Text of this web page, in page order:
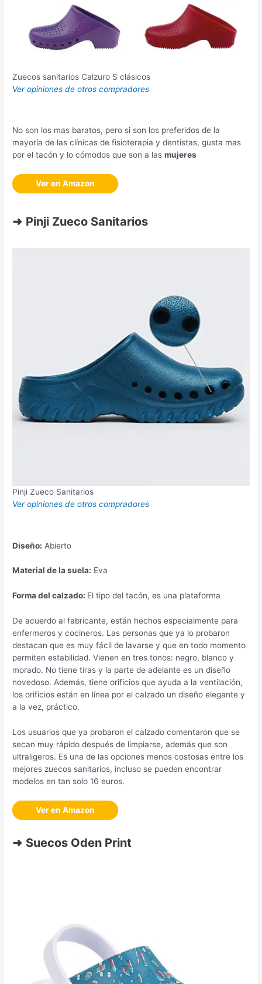
Zuecos sanitarios Calzuro S clásicos
Ver opiniones de otros compradores
No son los mas baratos, pero si son los preferidos de la
mayoría de las clínicas de fisioterapia y dentistas, gusta mas
por el tacón y lo cómodos que son a lasmujeres
Ver en Amazon
➜ Pinji Zueco Sanitarios
Pinji Zueco Sanitarios
Ver opiniones de otros compradores
Diseño: Abierto
Material de la suela: Eva
Forma del calzado: El tipo del tacón, es una plataforma
De acuerdo al fabricante, están hechos especialmente para
enfermeros y cocineros. Las personas que ya lo probaron
destacan que es muy fácil de lavarse y que en todo momento
permiten estabilidad. Vienen en tres tonos: negro, blanco y
morado. No tiene tiras y la parte de adelante es un diseño
novedoso. Además, tiene orificios que ayuda a la ventilación,
los orificios están en línea por el calzado un diseño elegante y
a la vez, práctico.
Los usuarios que ya probaron el calzado comentaron que se
secan muy rápido después de limpiarse, además que son
ultraligeros. Es una de las opciones menos costosas entre los
mejores zuecos sanitarios, incluso se pueden encontrar
modelos en tan solo 16 euros.
Ver en Amazon
➜ Suecos Oden Print